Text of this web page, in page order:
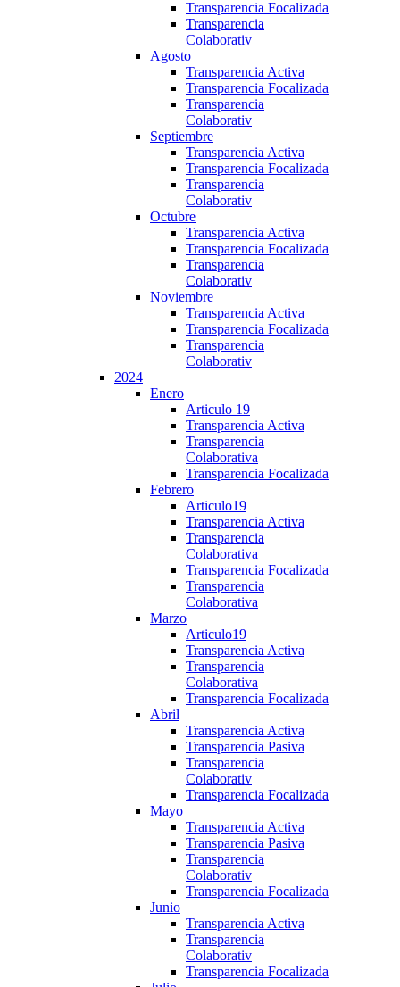
Transparencia Focalizada
Transparencia
Colaborativ
Agosto
Transparencia Activa
Transparencia Focalizada
Transparencia
Colaborativ
Septiembre
Transparencia Activa
Transparencia Focalizada
Transparencia
Colaborativ
Octubre
Transparencia Activa
Transparencia Focalizada
Transparencia
Colaborativ
Noviembre
Transparencia Activa
Transparencia Focalizada
Transparencia
Colaborativ
2024
Enero
Articulo 19
Transparencia Activa
Transparencia
Colaborativa
Transparencia Focalizada
Febrero
Articulo19
Transparencia Activa
Transparencia
Colaborativa
Transparencia Focalizada
Transparencia
Colaborativa
Marzo
Articulo19
Transparencia Activa
Transparencia
Colaborativa
Transparencia Focalizada
Abril
Transparencia Activa
Transparencia Pasiva
Transparencia
Colaborativ
Transparencia Focalizada
Mayo
Transparencia Activa
Transparencia Pasiva
Transparencia
Colaborativ
Transparencia Focalizada
Junio
Transparencia Activa
Transparencia
Colaborativ
Transparencia Focalizada